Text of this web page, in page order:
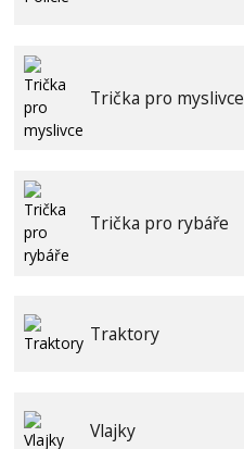
Trička pro myslivce
Trička pro rybáře
Traktory
Vlajky